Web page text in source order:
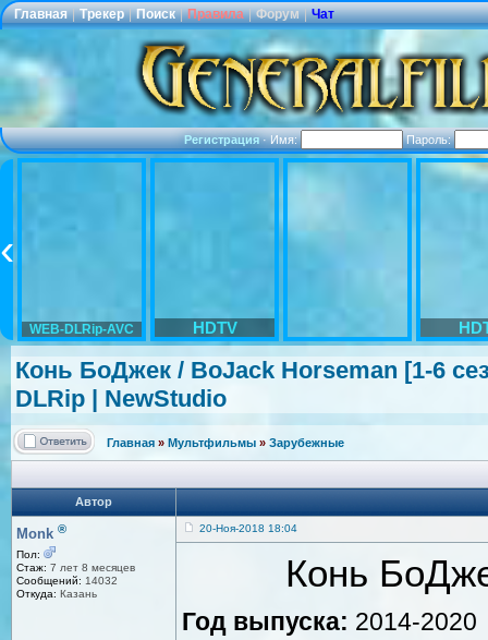
Главная | Трекер | Поиск | Правила | Форум | Чат
Регистрация·Имя: Пароль:
WEB-DLRip-AVC HDTV
Конь БоДжек / BoJack Horseman [1-6
DLRip | NewStudio
Главная » Мультфильмы » Зарубежные
Автор
Monk ®
Пол:
Стаж: 7 лет 8 месяцев
Сообщений: 14032
Откуда: Казань
20-Ноя-2018 18:04
Конь
Год выпуска: 2014-2020